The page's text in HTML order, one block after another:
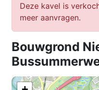
Deze kavel is
meer aanvragen.
Bouwgrond